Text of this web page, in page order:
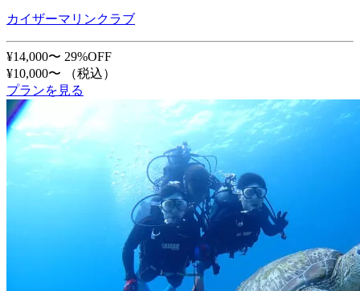
カイザーマリンクラブ
¥14,000〜 29%OFF
¥10,000〜
（税込）
プランを見る